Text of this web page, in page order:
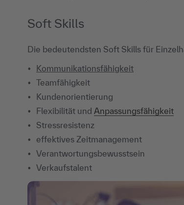
Soft Skills
Die bedeutendsten Soft Skills für
Kommunikationsfähigkeit
Teamfähigkeit
Kundenorientierung
Flexibilität und Anpassungsfähigkeit
Stressresistenz
effektives Zeitmanagement
Verantwortungsbewusstsein
Verkaufstalent